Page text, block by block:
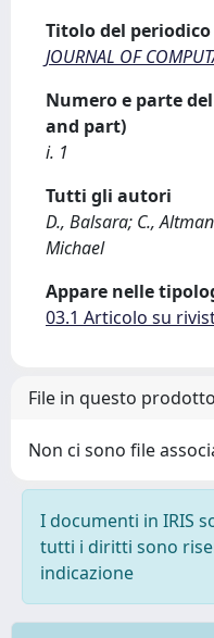
Titolo del
JOURNAL OF
Numero e parte
and part)
i. 1
Tutti gli autori
D., Balsara; C.,
Michael
Appare nelle
03.1 Articolo su
File in questo
Non ci sono file
I documenti in IRIS
tutti i diritti sono
indicazione